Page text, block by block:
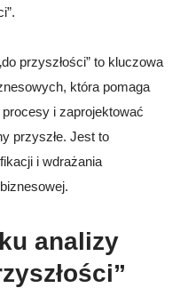
przyszłości” to kluczowa
która pomaga
i zaprojektować
przyszłe. Jest to
i wdrażania
analizy